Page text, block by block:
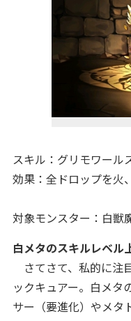
スキル：グリモワール
効果：全ドロップを火
対象モンスター：白獣
白メタのスキルレベル
さてさて、私的に注
ックキュアー。白メタ
サー（要進化）やメタ